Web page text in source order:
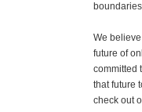
We
future of
committed
that future
check out